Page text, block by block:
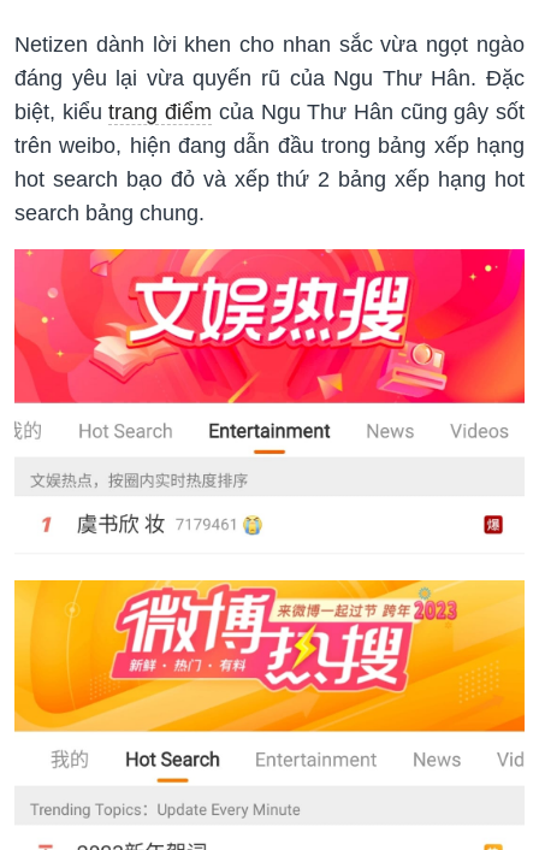
Netizen dành lời khen cho nhan sắc vừa ngọt ngào
đáng yêu lại vừa quyến rũ của Ngu Thư Hân. Đặc
biệt, kiểutrang điểm của Ngu Thư Hân cũng gây sốt
trên weibo, hiện đang dẫn đầu trong bảng xếp hạng
hot search bạo đỏ và xếp thứ 2 bảng xếp hạng hot
search bảng chung.